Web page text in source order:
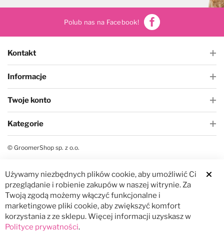
Polub nas na Facebook!
Kontakt
Informacje
Twoje konto
Kategorie
© GroomerShop sp. z o.o.
Używamy niezbędnych plików cookie, aby umożliwić Ci
przeglądanie i robienie zakupów w naszej witrynie. Za
Twoją zgodą możemy włączyć funkcjonalne i
marketingowe pliki cookie, aby zwiększyć komfort
korzystania z ze sklepu. Więcej informacji uzyskasz w
Polityce prywatności.